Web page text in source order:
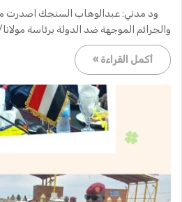
ود مدني: عبدالوهاب السنجك اصدرت
والجرائم الموجهة ضد الدولة برئاسة
أكمل القراءة »